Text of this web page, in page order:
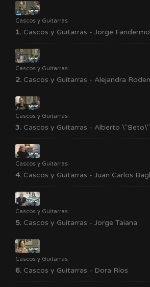
Cascos y Guitarras
1. Cascos y Guitarras - Jorge
Cascos y Guitarras
2. Cascos y Guitarras - Alejandra
Cascos y Guitarras
3. Cascos y Guitarras - Alberto
Cascos y Guitarras
4. Cascos y Guitarras - Juan Carlos
Cascos y Guitarras
5. Cascos y Guitarras - Jorge Taiana
Cascos y Guitarras
6. Cascos y Guitarras - Dora Ríos